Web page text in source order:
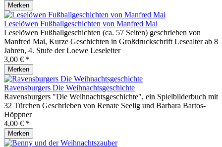
Merken
Leselöwen Fußballgeschichten von Manfred Mai
Leselöwen Fußballgeschichten (ca. 57 Seiten) geschrieben von
Manfred Mai, Kurze Geschichten in Großdruckschrift Lesealter ab 8
Jahren, 4. Stufe der Loewe Leseleiter
3,00 € *
Merken
Ravensburgers Die Weihnachtsgeschichte
Ravensburgers "Die Weihnachtsgeschichte", ein Spielbilderbuch mit
32 Türchen Geschrieben von Renate Seelig und Barbara Bartos-
Höppner
4,00 € *
Merken